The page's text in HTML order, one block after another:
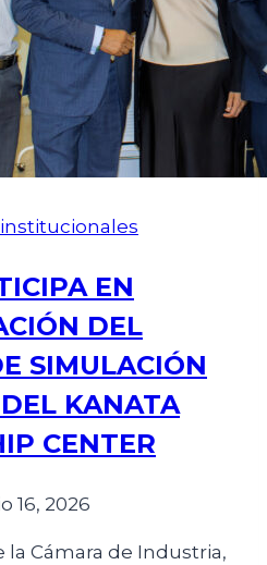
EN
DEL
SIMULACIÓN
KANATA
CENTER
16, 2026
la Cámara de Industria,